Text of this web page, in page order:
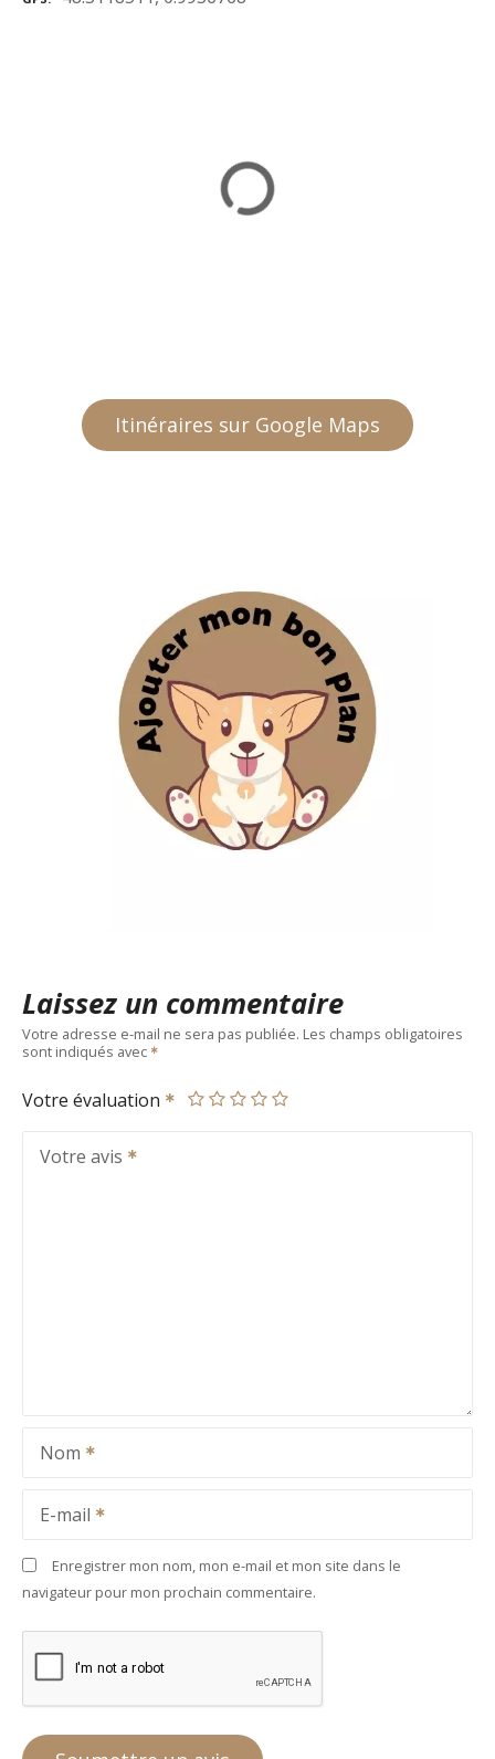
Itinéraires sur Google Maps
Laissez un commentaire
Votre adresse e-mail ne sera pas publiée. Les champs obligatoires
sont indiqués avec
Votre évaluation
Votre avis
Nom
E-mail
Enregistrer mon nom, mon e-mail et mon site dans le
navigateur pour mon prochain commentaire.